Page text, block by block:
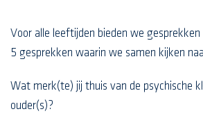
Voor alle leeftijden bieden we
5 gesprekken waarin we samen kijken
Wat merk(te) jij thuis van de psychische
ouder(s)?